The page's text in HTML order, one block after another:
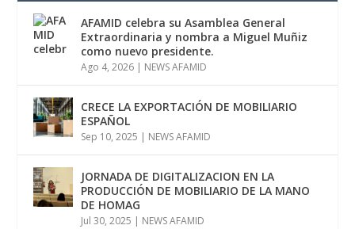
AFAMID celebra su Asamblea General
Extraordinaria y nombra a Miguel Muñiz
como nuevo presidente.
Ago 4, 2026 | NEWS AFAMID
CRECE LA EXPORTACIÓN DE MOBILIARIO
ESPAÑOL
Sep 10, 2025 | NEWS AFAMID
JORNADA DE DIGITALIZACION EN LA
PRODUCCIÓN DE MOBILIARIO DE LA MANO
DE HOMAG
Jul 30, 2025 | NEWS AFAMID